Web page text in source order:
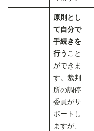
原則とし
て自分で
手続きを
行う こと
ができま
す。裁判
所の調停
委員がサ
ポートし
ますが、